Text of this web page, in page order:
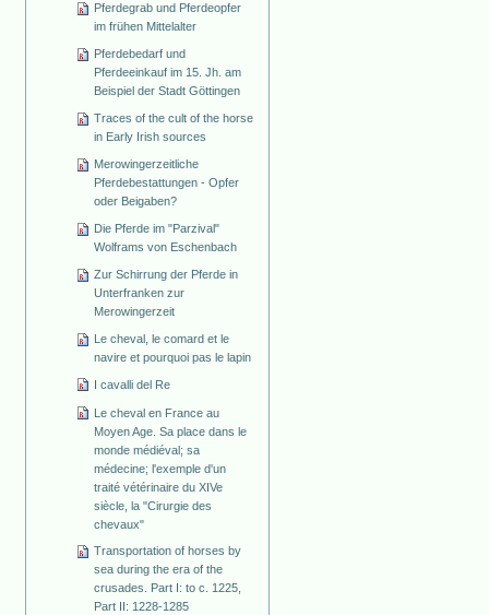
Pferdegrab und Pferdeopfer
im frühen Mittelalter
Pferdebedarf und
Pferdeeinkauf im 15. Jh. am
Beispiel der Stadt Göttingen
Traces of the cult of the horse
in Early Irish sources
Merowingerzeitliche
Pferdebestattungen - Opfer
oder Beigaben?
Die Pferde im "Parzival"
Wolframs von Eschenbach
Zur Schirrung der Pferde in
Unterfranken zur
Merowingerzeit
Le cheval, le comard et le
navire et pourquoi pas le lapin
I cavalli del Re
Le cheval en France au
Moyen Age. Sa place dans le
monde médiéval; sa
médecine; l'exemple d'un
traité vétérinaire du XIVe
siècle, la "Cirurgie des
chevaux"
Transportation of horses by
sea during the era of the
crusades. Part I: to c. 1225,
Part II: 1228-1285